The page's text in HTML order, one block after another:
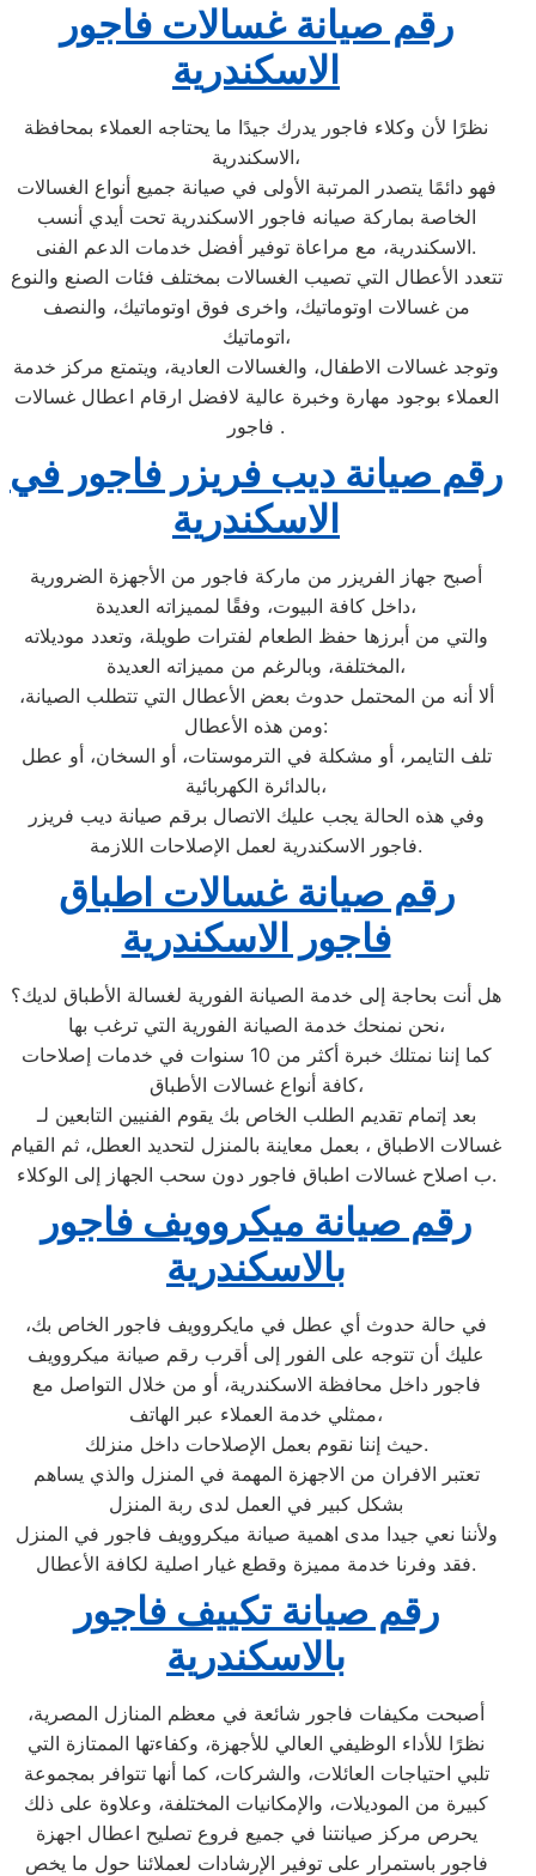
رقم صيانة غسالات فاجور
الاسكندرية
نظرًا لأن وكلاء فاجور يدرك جيدًا ما يحتاجه العملاء بمحافظة
الاسكندرية،
فهو دائمًا يتصدر المرتبة الأولى في صيانة جميع أنواع الغسالات
الخاصة بماركة صيانه فاجور الاسكندرية تحت أيدي أنسب
الاسكندرية، مع مراعاة توفير أفضل خدمات الدعم الفنى.
تتعدد الأعطال التي تصيب الغسالات بمختلف فئات الصنع والنوع
من غسالات اوتوماتيك، واخرى فوق اوتوماتيك، والنصف
اتوماتيك،
وتوجد غسالات الاطفال، والغسالات العادية، ويتمتع مركز خدمة
العملاء بوجود مهارة وخبرة عالية لافضل ارقام اعطال غسالات
فاجور .
رقم صيانة ديب فريزر فاجور في
الاسكندرية
أصبح جهاز الفريزر من ماركة فاجور من الأجهزة الضرورية
داخل كافة البيوت، وفقًا لمميزاته العديدة،
والتي من أبرزها حفظ الطعام لفترات طويلة، وتعدد موديلاته
المختلفة، وبالرغم من مميزاته العديدة،
ألا أنه من المحتمل حدوث بعض الأعطال التي تتطلب الصيانة،
ومن هذه الأعطال:
تلف التايمر، أو مشكلة في الترموستات، أو السخان، أو عطل
بالدائرة الكهربائية،
وفي هذه الحالة يجب عليك الاتصال برقم صيانة ديب فريزر
فاجور الاسكندرية لعمل الإصلاحات اللازمة.
رقم صيانة غسالات اطباق
فاجور الاسكندرية
هل أنت بحاجة إلى خدمة الصيانة الفورية لغسالة الأطباق لديك؟
نحن نمنحك خدمة الصيانة الفورية التي ترغب بها،
كما إننا نمتلك خبرة أكثر من 10 سنوات في خدمات إصلاحات
كافة أنواع غسالات الأطباق،
بعد إتمام تقديم الطلب الخاص بك يقوم الفنيين التابعين لـ
غسالات الاطباق ، بعمل معاينة بالمنزل لتحديد العطل، ثم القيام
ب اصلاح غسالات اطباق فاجور دون سحب الجهاز إلى الوكلاء.
رقم صيانة ميكروويف فاجور
بالاسكندرية
في حالة حدوث أي عطل في مايكروويف فاجور الخاص بك،
عليك أن تتوجه على الفور إلى أقرب رقم صيانة ميكروويف
فاجور داخل محافظة الاسكندرية، أو من خلال التواصل مع
ممثلي خدمة العملاء عبر الهاتف،
حيث إننا نقوم بعمل الإصلاحات داخل منزلك.
تعتبر الافران من الاجهزة المهمة في المنزل والذي يساهم
بشكل كبير في العمل لدى ربة المنزل
ولأننا نعي جيدا مدى اهمية صيانة ميكروويف فاجور في المنزل
فقد وفرنا خدمة مميزة وقطع غيار اصلية لكافة الأعطال.
رقم صيانة تكييف فاجور
بالاسكندرية
أصبحت مكيفات فاجور شائعة في معظم المنازل المصرية،
نظرًا للأداء الوظيفي العالي للأجهزة، وكفاءتها الممتازة التي
تلبي احتياجات العائلات، والشركات، كما أنها تتوافر بمجموعة
كبيرة من الموديلات، والإمكانيات المختلفة، وعلاوة على ذلك
يحرص مركز صيانتنا في جميع فروع تصليح اعطال اجهزة
فاجور باستمرار على توفير الإرشادات لعملائنا حول ما يخص